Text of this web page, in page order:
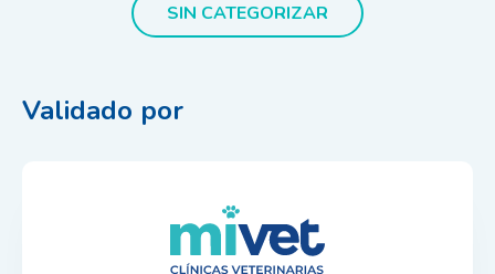
SIN CATEGORIZAR
Validado por